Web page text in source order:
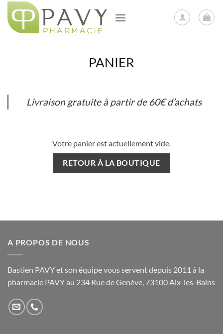
au
contenu
PANIER
Livraison gratuite à partir de 60€ d’achats
Votre panier est actuellement vide.
RETOUR À LA BOUTIQUE
A PROPOS DE NOUS
Bastien PAVY et son équipe vous servent depuis 2011 à la
pharmacie PAVY au 234 Rue de Genève, 73100 Aix-les-Bains